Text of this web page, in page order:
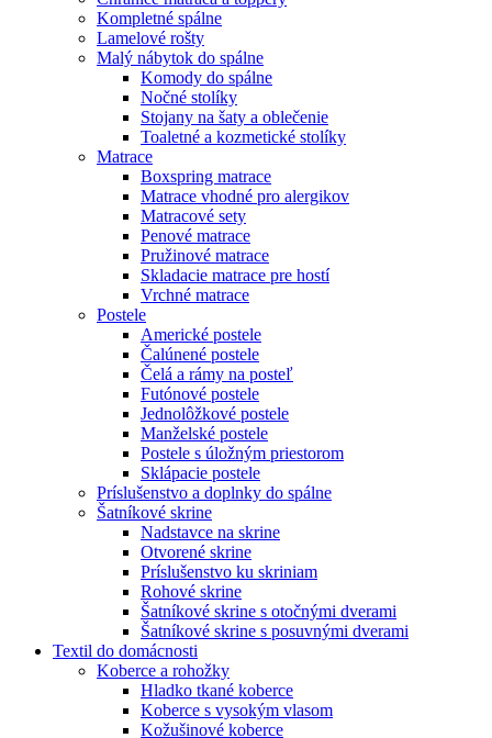
Kompletné spálne
Lamelové rošty
Malý nábytok do spálne
Komody do spálne
Nočné stolíky
Stojany na šaty a oblečenie
Toaletné a kozmetické stolíky
Matrace
Boxspring matrace
Matrace vhodné pro alergikov
Matracové sety
Penové matrace
Pružinové matrace
Skladacie matrace pre hostí
Vrchné matrace
Postele
Americké postele
Čalúnené postele
Čelá a rámy na posteľ
Futónové postele
Jednolôžkové postele
Manželské postele
Postele s úložným priestorom
Sklápacie postele
Príslušenstvo a doplnky do spálne
Šatníkové skrine
Nadstavce na skrine
Otvorené skrine
Príslušenstvo ku skriniam
Rohové skrine
Šatníkové skrine s otočnými dverami
Šatníkové skrine s posuvnými dverami
Textil do domácnosti
Koberce a rohožky
Hladko tkané koberce
Koberce s vysokým vlasom
Kožušinové koberce